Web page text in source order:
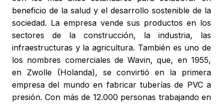
beneficio de la salud y el desarrollo sostenible de la
sociedad. La empresa vende sus productos en los
sectores de la construcción, la industria, las
infraestructuras y la agricultura. También es uno de
los nombres comerciales de Wavin, que, en 1955,
en Zwolle (Holanda), se convirtió en la primera
empresa del mundo en fabricar tuberías de PVC a
presión. Con más de 12.000 personas trabajando en